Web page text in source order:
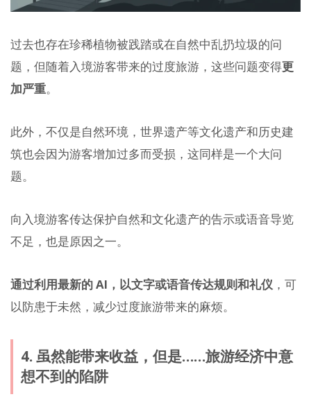
过去也存在珍稀植物被践踏或在自然中乱扔垃圾的问
题，但随着入境游客带来的过度旅游，这些问题变得更
加严重。
此外，不仅是自然环境，世界遗产等文化遗产和历史建
筑也会因为游客增加过多而受损，这同样是一个大问
题。
向入境游客传达保护自然和文化遗产的告示或语音导览
不足，也是原因之一。
通过利用最新的 AI，以文字或语音传达规则和礼仪 ，可
以防患于未然，减少过度旅游带来的麻烦。
4. 虽然能带来收益，但是……旅游经济中意
想不到的陷阱